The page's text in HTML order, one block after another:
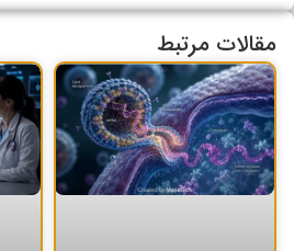
مقالات مرتبط